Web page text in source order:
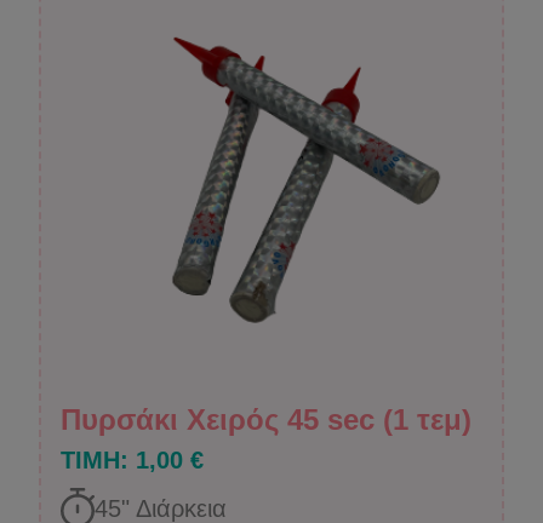
Πυρσάκι Χειρός 45 sec (1 τεμ)
ΤΙΜΗ: 1,00 €
45" Διάρκεια